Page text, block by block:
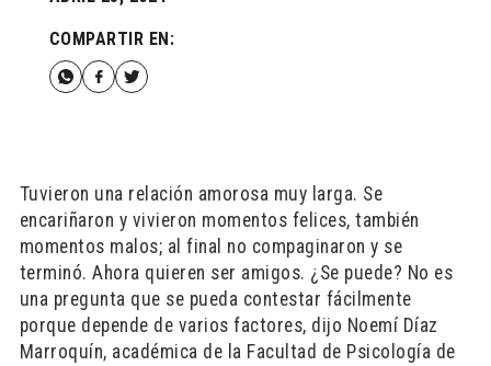
COMPARTIR EN:
Tuvieron una relación amorosa muy larga. Se
encariñaron y vivieron momentos felices, también
momentos malos; al final no compaginaron y se
terminó. Ahora quieren ser amigos. ¿Se puede? No es
una pregunta que se pueda contestar fácilmente
porque depende de varios factores, dijo Noemí Díaz
Marroquín, académica de la Facultad de Psicología de